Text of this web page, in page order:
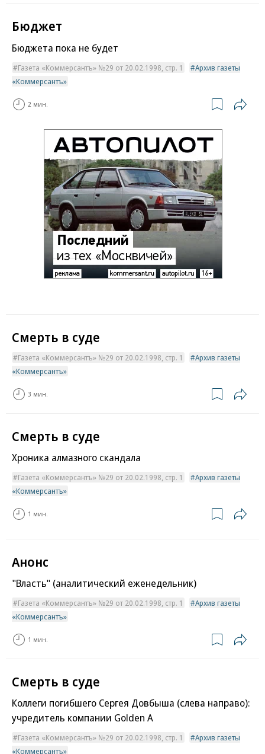
Бюджет
Бюджета пока не будет
Газета «Коммерсантъ» №29 от 20.02.1998, стр. 1
Архив газеты
«Коммерсантъ»
2 мин.
Смерть в суде
Газета «Коммерсантъ» №29 от 20.02.1998, стр. 1
Архив газеты
«Коммерсантъ»
3 мин.
Смерть в суде
Хроника алмазного скандала
Газета «Коммерсантъ» №29 от 20.02.1998, стр. 1
Архив газеты
«Коммерсантъ»
1 мин.
Анонс
"Власть" (аналитический еженедельник)
Газета «Коммерсантъ» №29 от 20.02.1998, стр. 1
Архив газеты
«Коммерсантъ»
1 мин.
Смерть в суде
Коллеги погибшего Сергея Довбыша (слева направо):
учредитель компании Golden A
Газета «Коммерсантъ» №29 от 20.02.1998, стр. 1
Архив газеты
«Коммерсантъ»